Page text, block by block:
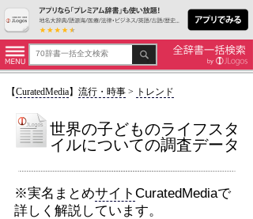
【CuratedMedia】 流行・時事> トレンド
世界の子どものライフスタ
イルについての調査データ
※実名まとめサイト CuratedMediaで
詳しく解説しています。